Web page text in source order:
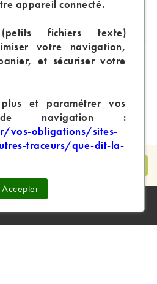
13e arrondissement de Paris 75013
14e arrondissement de Paris 75014
15e arrondissement de Paris 75015
16e arrondissement de Paris 75016
17e arrondissement de Paris 75017
18e arrondissement de Paris 75018
19e arrondissement de Paris 75019
20e arrondissement de Paris

appareil connecté.
fichiers texte)
votre navigation,
et sécuriser votre
et paramétrer vos
de navigation :
vos-obligations/sites-
traceurs/que-dit-la-
Accepter